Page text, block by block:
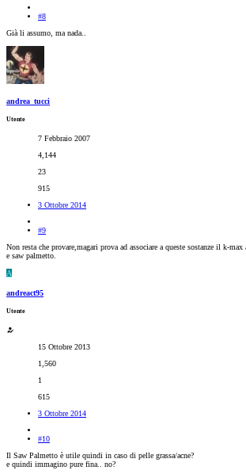
#8
Già li assumo, ma nada..
andrea_tucci
Utente
7 Febbraio 2007
4,144
23
915
3 Ottobre 2014
#9
Non resta che provare,magari prova ad associare a queste sostanze il k-
e saw palmetto.
A
andreact95
Utente
15 Ottobre 2013
1,560
1
615
3 Ottobre 2014
#10
Il Saw Palmetto è utile quindi in caso di pelle grassa/acne?
e quindi immagino pure fina.. no?